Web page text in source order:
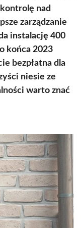
nad
zarządzanie
instalację 400
końca 2023
bezpłatna dla
niesie ze
warto znać